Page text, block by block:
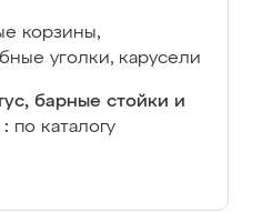
корзины,
уголки, карусели
барные стойки и
по каталогу